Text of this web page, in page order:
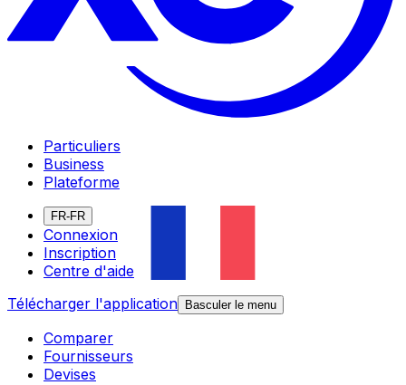
Particuliers
Business
Plateforme
FR-FR
Connexion
Inscription
Centre d'aide
Télécharger l'application
Basculer le menu
Comparer
Fournisseurs
Devises